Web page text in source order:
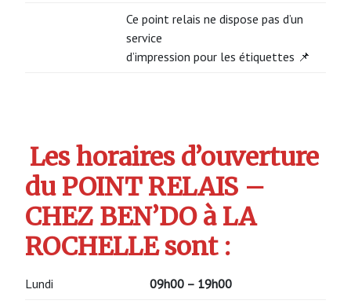
Ce point relais ne dispose pas d’un
service
d’impression pour les étiquettes 📌
Les horaires d’ouverture
du POINT RELAIS –
CHEZ BEN’DO à LA
ROCHELLE sont :
Lundi 09h00 – 19h00